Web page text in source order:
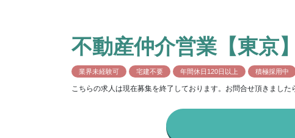
不動産仲介営業【東京
業界未経験可 宅建不要 年間休日120日以上 積極採用中
こちらの求人は現在募集を終了しております。お問合せ頂きました